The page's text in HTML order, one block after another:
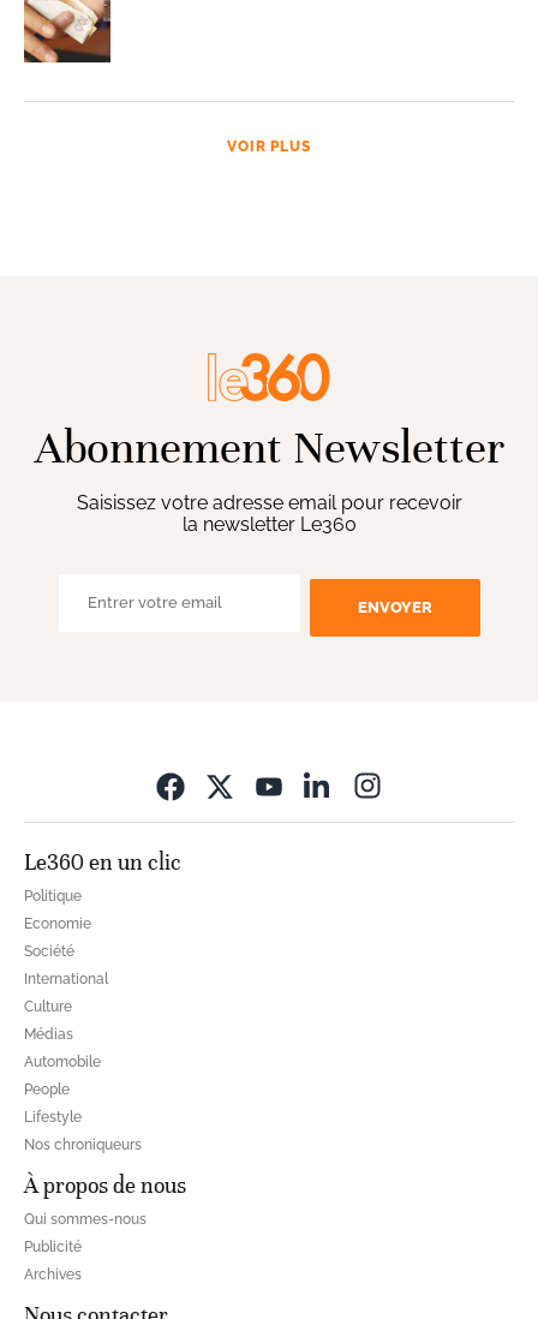
VOIR PLUS
Abonnement Newsletter
Saisissez votre adresse email pour recevoir
la newsletter Le360
ENVOYER
Le360 en un clic
Politique
Economie
Société
International
Culture
Médias
Automobile
People
Lifestyle
Nos chroniqueurs
À propos de nous
Qui sommes-nous
Publicité
Archives